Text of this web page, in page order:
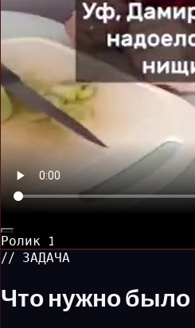
Ролик
1
// ЗАДАЧА
Что нужно было